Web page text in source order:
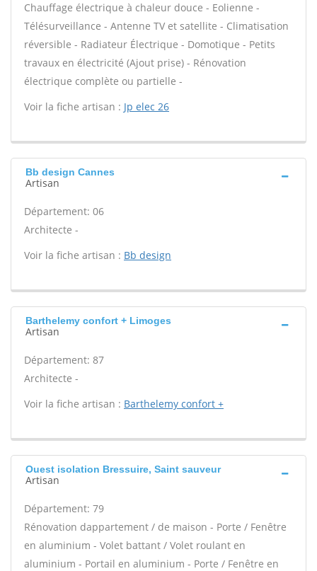
Chauffage électrique à chaleur douce - Eolienne -
Télésurveillance - Antenne TV et satellite - Climatisation
réversible - Radiateur Électrique - Domotique - Petits
travaux en électricité (Ajout prise) - Rénovation
électrique complète ou partielle -
Voir la fiche artisan : Jp elec 26
Bb design Cannes
Artisan
Département: 06
Architecte -
Voir la fiche artisan : Bb design
Barthelemy confort + Limoges
Artisan
Département: 87
Architecte -
Voir la fiche artisan : Barthelemy confort +
Ouest isolation Bressuire, Saint sauveur
Artisan
Département: 79
Rénovation dappartement / de maison - Porte / Fenêtre
en aluminium - Volet battant / Volet roulant en
aluminium - Portail en aluminium - Porte / Fenêtre en